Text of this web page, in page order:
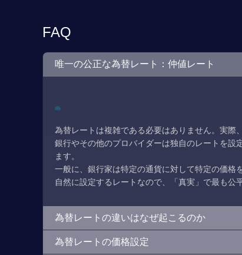
FAQ
唯一の公正な為替レート：仲値レート
為替レートは複雑である必要はありません。実際
銀行やその他のプロバイダーは独自のレートを設
ます。
一般に、銀行家は特定の通貨に対して特定の価格
自然に設定するレートなので、「真実」で最も公
為替レートの違いはなぜ起こるのか
為替レートの価格設定